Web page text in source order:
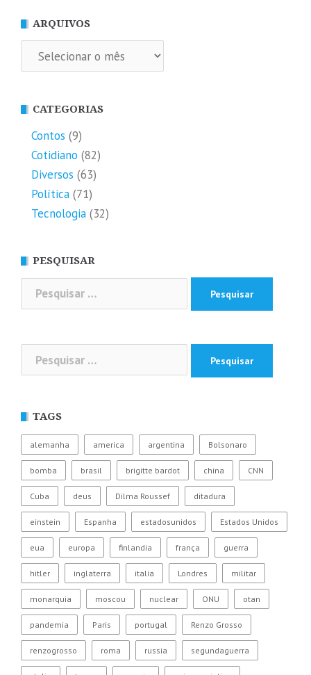
ARQUIVOS
CATEGORIAS
Contos (9)
Cotidiano (82)
Diversos (63)
Política (71)
Tecnologia (32)
PESQUISAR
Pesquisar
por:
por:
TAGS
alemanha america argentina Bolsonaro
bomba brasil brigitte bardot china CNN
Cuba deus Dilma Roussef ditadura
einstein Espanha estadosunidos Estados Unidos
eua europa finlandia frança guerra
hitler inglaterra italia Londres militar
monarquia moscou nuclear ONU otan
pandemia Paris portugal Renzo Grosso
renzogrosso roma russia segundaguerra